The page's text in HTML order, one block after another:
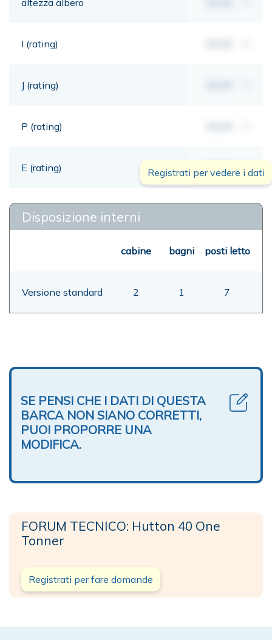
I (rating)
J (rating)
P (rating)
E (rating) 00,00 mt
Registrati per vedere i dati
Disposizione interni
cabine bagni posti letto
Versione standard 2 1 7
SE PENSI CHE I DATI DI QUESTA
BARCA NON SIANO CORRETTI,
PUOI PROPORRE UNA
MODIFICA.
FORUM TECNICO: Hutton 40 One
Tonner
Registrati per fare domande